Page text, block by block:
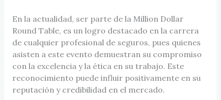
En la actualidad, ser parte de la Million Dollar
Round Table, es un logro destacado en la carrera
de cualquier profesional de seguros, pues quienes
asisten a este evento demuestran su compromiso
con la excelencia y la ética en su trabajo. Este
reconocimiento puede influir positivamente en su
reputación y credibilidad en el mercado.